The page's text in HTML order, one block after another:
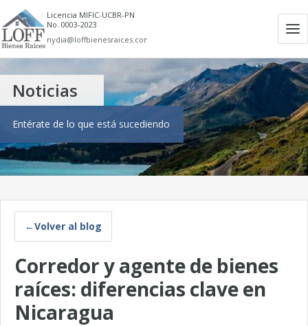
Licencia MIFIC-UCBR-PN
No. 0003-2023
nydia@loffbienesraices.com
Noticias
Entérate de lo que está sucediendo
←Volver al blog
Corredor y agente de bienes
raíces: diferencias clave en
Nicaragua